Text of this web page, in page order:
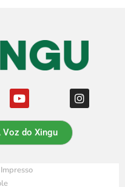
Voz do Xingu